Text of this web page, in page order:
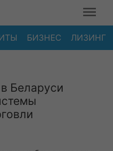
БИЗНЕС ЛИЗИНГ
Беларуси